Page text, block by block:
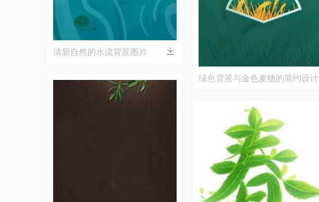
清新自然的水流背景图片
绿色背景与金色麦穗的简约设计